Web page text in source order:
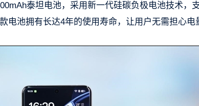
泰坦电池，采用新一代硅碳负极电池技术，
电池拥有长达4年的使用寿命，让用户无需担心电